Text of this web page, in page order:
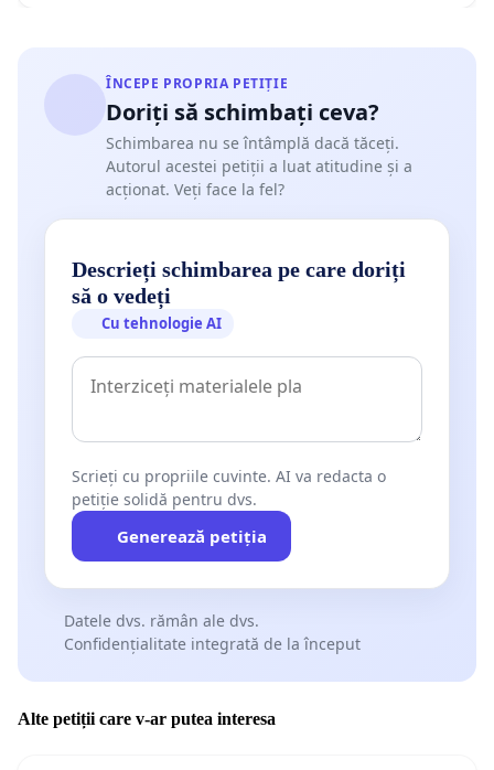
ÎNCEPE PROPRIA PETIȚIE
Doriți să schimbați ceva?
Schimbarea nu se întâmplă dacă tăceți.
Autorul acestei petiții a luat atitudine și a
acționat. Veți face la fel?
Descrieți schimbarea pe care doriți
să o vedeți
Cu tehnologie AI
Scrieți cu propriile cuvinte. AI va redacta o
petiție solidă pentru dvs.
Generează petiția
Datele dvs. rămân ale dvs.
Confidențialitate integrată de la început
Alte petiții care v-ar putea interesa